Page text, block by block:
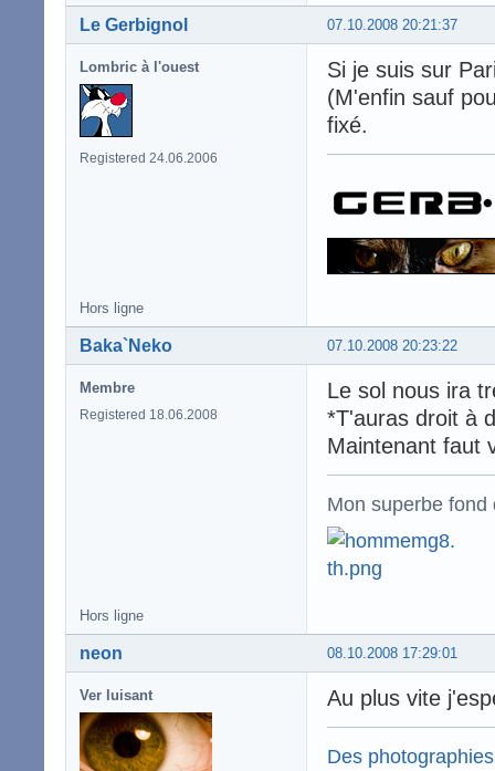
07.10.2008 20:21:37
Le Gerbignol
Lombric à l'ouest
Registered 24.06.2006
Si je suis sur
(M'enfin sauf
fixé.
Hors ligne
07.10.2008 20:23:22
Baka`Neko
Membre
Registered 18.06.2008
Le sol nous ira
*T'auras droit à
Maintenant faut
Mon superbe fond
Hors ligne
08.10.2008 17:29:01
neon
Ver luisant Au plus vite
Des